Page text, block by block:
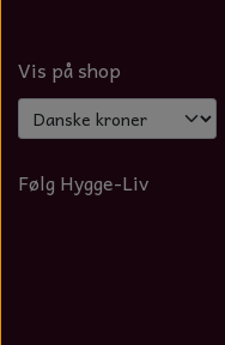
Vis på shop
Følg Hygge-Liv